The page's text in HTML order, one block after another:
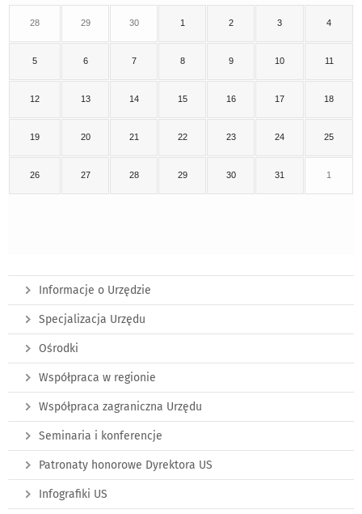
28 29 30 1 2 3 4
5 6 7 8 9 10 11
12 13 14 15 16 17 18
19 20 21 22 23 24 25
26 27 28 29 30 31 1
Informacje o Urzędzie
Specjalizacja Urzędu
Ośrodki
Współpraca w regionie
Współpraca zagraniczna Urzędu
Seminaria i konferencje
Patronaty honorowe Dyrektora US
Infografiki US